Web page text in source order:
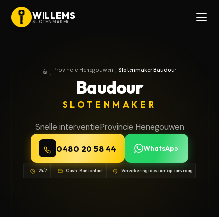
WILLEMS
SLOTENMAKER
HomeProvincie Henegouwen
Provincie Henegouwen Slotenmaker Baudour
Baudour
SLOTENMAKER
Snelle interventieProvincie Henegouwen
0480 20 58 44 WhatsApp
24/7 Cash · Bancontact Verzekeringsdossier op aanvraag